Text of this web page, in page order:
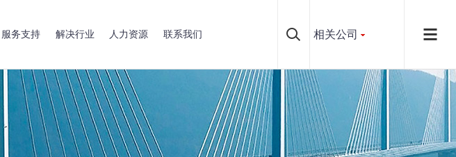
服务支持 解决行业 人力资源 联系我们 相关公司